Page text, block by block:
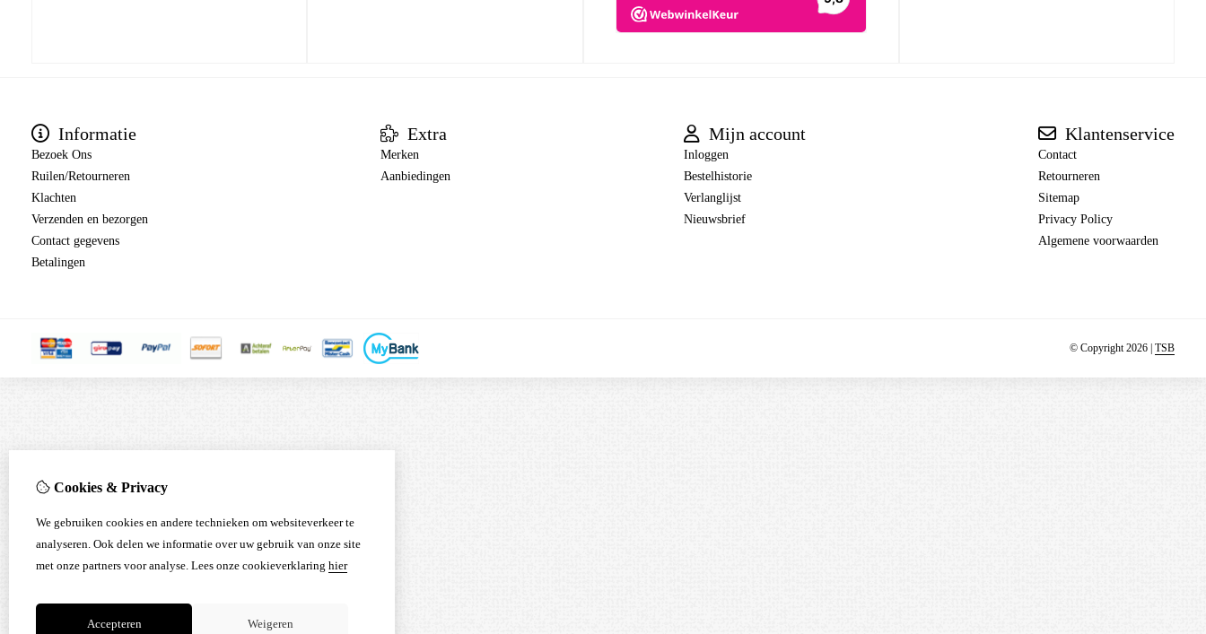
Informatie
Bezoek Ons
Ruilen/Retourneren
Klachten
Verzenden en bezorgen
Contact gegevens
Betalingen
Extra
Merken
Aanbiedingen
Mijn account
Inloggen
Bestelhistorie
Verlanglijst
Nieuwsbrief
Klantenservice
Contact
Retourneren
Sitemap
Privacy Policy
Algemene voorwaarden
© Copyright 2026 | TSB
Cookies & Privacy
We gebruiken cookies en andere technieken om websiteverkeer te
analyseren. Ook delen we informatie over uw gebruik van onze site
met onze partners voor analyse. Lees onze cookieverklaring hier
Accepteren Weigeren